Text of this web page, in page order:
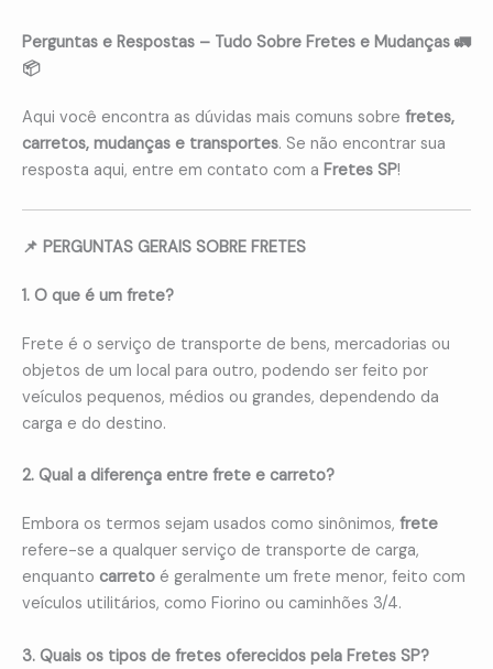
Perguntas e Respostas – Tudo Sobre Fretes e Mudanças 🚛
📦
Aqui você encontra as dúvidas mais comuns sobre fretes,
carretos, mudanças e transportes. Se não encontrar sua
resposta aqui, entre em contato com a Fretes SP!
📌 PERGUNTAS GERAIS SOBRE FRETES
1. O que é um frete?
Frete é o serviço de transporte de bens, mercadorias ou
objetos de um local para outro, podendo ser feito por
veículos pequenos, médios ou grandes, dependendo da
carga e do destino.
2. Qual a diferença entre frete e carreto?
Embora os termos sejam usados como sinônimos, frete
refere-se a qualquer serviço de transporte de carga,
enquanto carreto é geralmente um frete menor, feito com
veículos utilitários, como Fiorino ou caminhões 3/4.
3. Quais os tipos de fretes oferecidos pela Fretes SP?